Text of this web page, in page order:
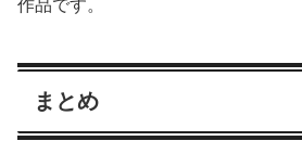
作品です。
まとめ